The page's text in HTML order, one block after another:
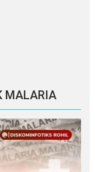
MALARIA